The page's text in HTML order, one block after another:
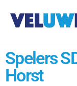
Spelers
Horst